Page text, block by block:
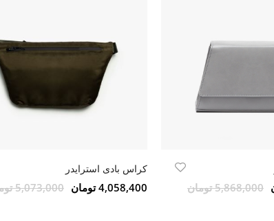
5,868,000 تومان
کراس بادی استرایدر
4,058,400 تومان 5,073,000 تومان